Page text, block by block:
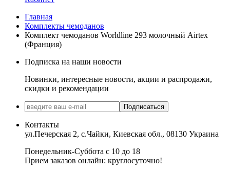
Главная
Комплекты чемоданов
Комплект чемоданов Worldline 293 молочный Airtex
(Франция)
Подписка на наши новости
Новинки, интересные новости, акции и распродажи,
скидки и рекомендации
Подписаться
Контакты
ул.Печерская 2, с.Чайки, Киевская обл., 08130 Украина
Понедельник-Суббота с 10 до 18
Прием заказов онлайн: круглосуточно!